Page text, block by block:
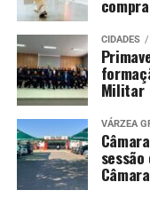
RELATED TOPICS:
CUIABA..CBA
ESTRATÉGIAS
REPRESENTANTES
UP NEXT
Casal de Bom Jesus
apoio da Seaf e da
DON'T MISS
Dua Lipa visita
dos Reis: ‘A casa é
CIDADES
Militar
VÁRZEA